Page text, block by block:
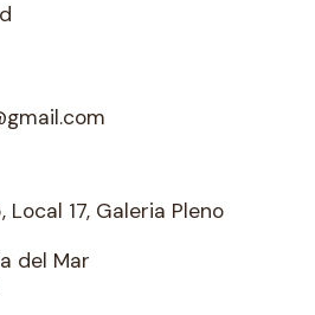
Local 17, Galeria Pleno
del Mar